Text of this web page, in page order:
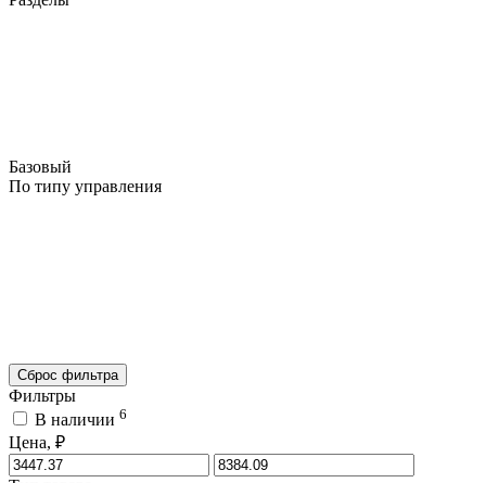
Базовый
По типу управления
Сброс фильтра
Фильтры
В наличии 6
Цена, ₽